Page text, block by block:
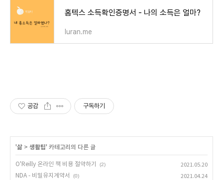
홈텍스 소득확인증명서 - 나의 소득은 얼마?
luran.me
공감 구독하기
'삶 > 생활팁' 카테고리의 다른 글
O'Reilly 온라인 책 비용 절약하기 (2)
2021.05.20
NDA - 비밀유지계약서
(0)
2021.04.24